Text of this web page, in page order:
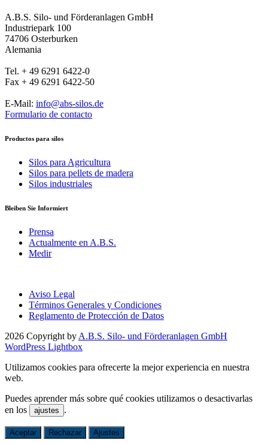
A.B.S. Silo- und Förderanlagen GmbH
Industriepark 100
74706 Osterburken
Alemania
Tel. + 49 6291 6422-0
Fax + 49 6291 6422-50
E-Mail: info@abs-silos.de
Formulario de contacto
Productos para silos
Silos para Agricultura
Silos para pellets de madera
Silos industriales
Bleiben Sie Informiert
Prensa
Actualmente en A.B.S.
Medir
Aviso Legal
Términos Generales y Condiciones
Reglamento de Protección de Datos
2026 Copyright by A.B.S. Silo- und Förderanlagen GmbH
WordPress Lightbox
Utilizamos cookies para ofrecerte la mejor experiencia en nuestra
web.
Puedes aprender más sobre qué cookies utilizamos o desactivarlas
en los
ajustes .
Aceptar Rechazar Ajustes